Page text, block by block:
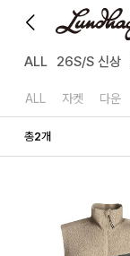
ALL 26S/S 신상
ALL 자켓 다운
총2개